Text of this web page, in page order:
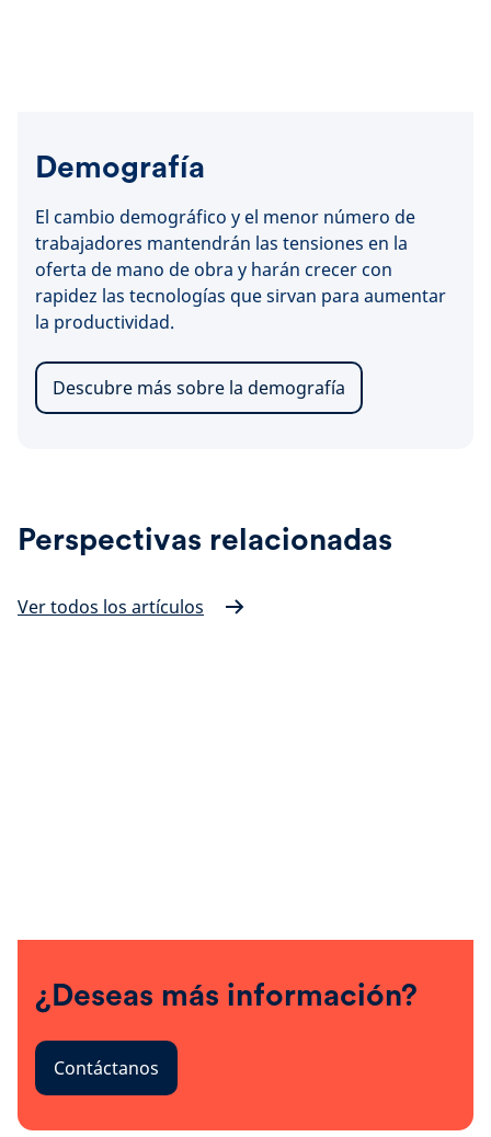
Demografía
El cambio demográfico y el menor número de
trabajadores mantendrán las tensiones en la
oferta de mano de obra y harán crecer con
rapidez las tecnologías que sirvan para aumentar
la productividad.
Descubre más sobre la demografía
Perspectivas relacionadas
Ver todos los artículos
¿Deseas más información?
Contáctanos